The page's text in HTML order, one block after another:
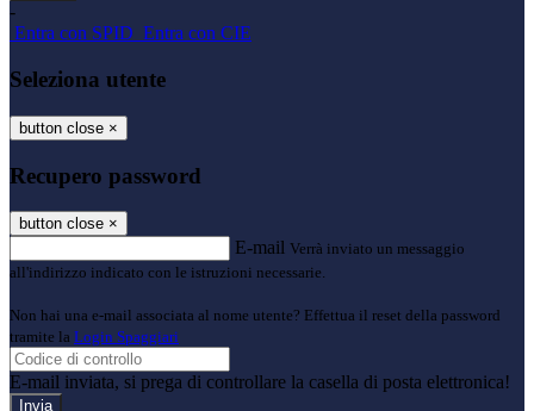
-
Entra con SPID Entra con CIE
Seleziona utente
button close ×
Recupero password
button close ×
E-mail Verrà inviato un messaggio
all'indirizzo indicato con le istruzioni necessarie.
Non hai una e-mail associata al nome utente? Effettua il reset della password
tramite la Login Spaggiari
E-mail inviata, si prega di controllare la casella di posta elettronica!